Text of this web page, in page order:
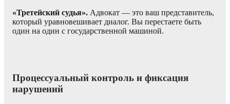
«Третейский судья». Адвокат — это ваш представитель,
который уравновешивает диалог. Вы перестаете быть
один на один с государственной машиной.
Процессуальный контроль и фиксация
нарушений